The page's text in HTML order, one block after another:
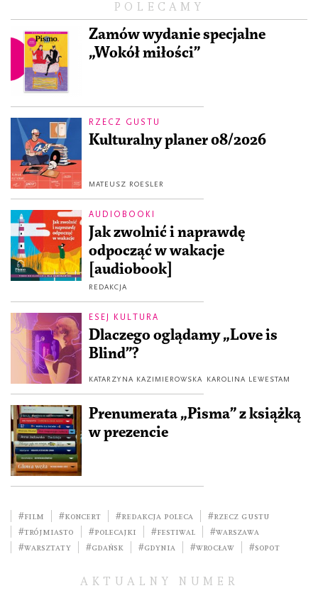
POLECAMY
Zamów wydanie specjalne
„Wokół miłości”
RZECZ GUSTU
Kulturalny planer 08/2026
MATEUSZ ROESLER
AUDIOBOOKI
Jak zwolnić i naprawdę
odpocząć w wakacje
[audiobook]
REDAKCJA
ESEJ KULTURA
Dlaczego oglądamy „Love is
Blind”?
KATARZYNA KAZIMIEROWSKA KAROLINA LEWESTAM
Prenumerata „Pisma” z książką
w prezencie
#film #koncert #redakcja poleca
#rzecz gustu
#Trójmiasto
#polecajki #festiwal
#Warszawa
#Warsztaty
#Gdańsk #Gdynia #Wrocław #Sopot
AKTUALNY NUMER